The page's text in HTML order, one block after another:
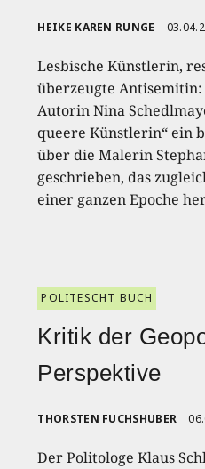
HEIKE KAREN RUNGE
Lesbische Künstlerin,
überzeugte
Autorin Nina
queere Künstlerin“ ein
über die Malerin
geschrieben, das
einer ganzen Epoche
POLITESCHT BUCH
Kritik der
Perspektive
THORSTEN FUCHSHUBER
Der Politologe Klaus